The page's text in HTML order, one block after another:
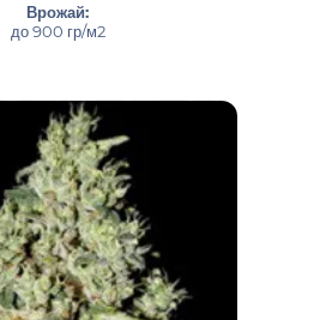
Врожай:
до 900 гр/м2